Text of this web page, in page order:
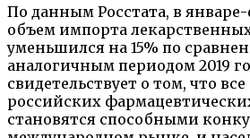
По данным Росстата, в январе-
объем импорта
уменьшился на 15% по
аналогичным периодом 2019
свидетельствует о том, что
российских
становятся способными